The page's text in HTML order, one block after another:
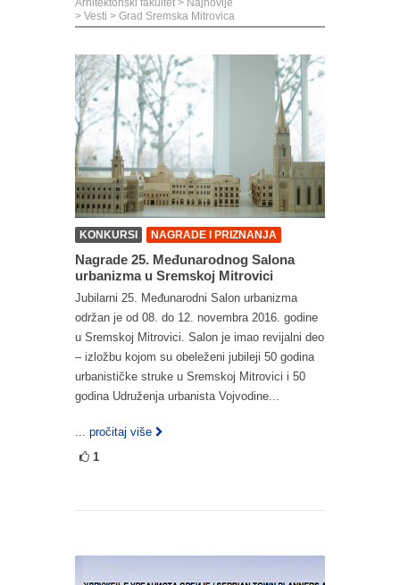
Arhitektonski fakultet > Najnovije
> Vesti > Grad Sremska Mitrovica
KONKURSI NAGRADE I PRIZNANJA
Nagrade 25. Međunarodnog Salona
urbanizma u Sremskoj Mitrovici
Jubilarni 25. Međunarodni Salon urbanizma
održan je od 08. do 12. novembra 2016. godine
u Sremskoj Mitrovici. Salon je imao revijalni deo
– izložbu kojom su obeleženi jubileji 50 godina
urbanističke struke u Sremskoj Mitrovici i 50
godina Udruženja urbanista Vojvodine...
... pročitaj više
1